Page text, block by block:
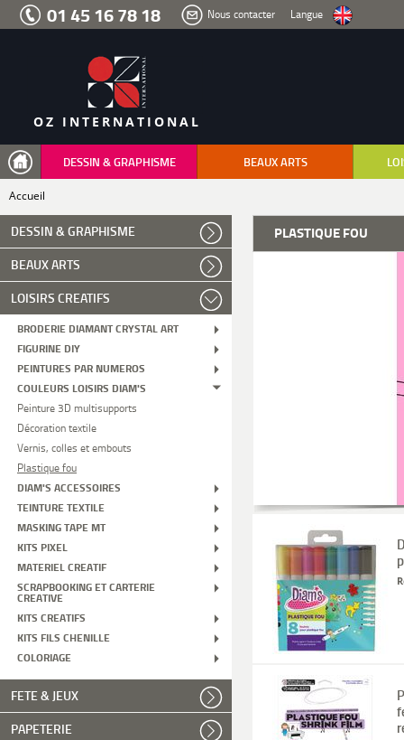
Aller
menu
recherche
01 45 16 78 18 Nous contacter Langue
OZ INTERNATIONAL
DESSIN & GRAPHISME BEAUX ARTS
Accueil
DESSIN & GRAPHISME
BEAUX ARTS
LOISIRS CREATIFS
BRODERIE DIAMANT CRYSTAL ART
FIGURINE DIY
PEINTURES PAR NUMEROS
COULEURS LOISIRS DIAM'S
Peinture 3D multisupports
Décoration textile
Vernis, colles et embouts
Plastique fou
DIAM'S ACCESSOIRES
TEINTURE TEXTILE
MASKING TAPE MT
KITS PIXEL
MATERIEL CREATIF
SCRAPBOOKING ET CARTERIE
CREATIVE
KITS CREATIFS
KITS FILS CHENILLE
COLORIAGE
FETE & JEUX
PAPETERIE
PLASTIQUE FOU